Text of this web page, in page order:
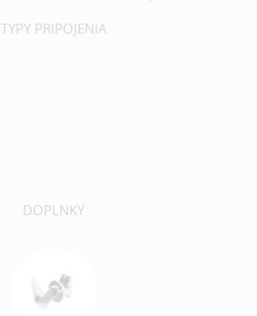
TYPY PRIPOJENIA
DOPLNKY